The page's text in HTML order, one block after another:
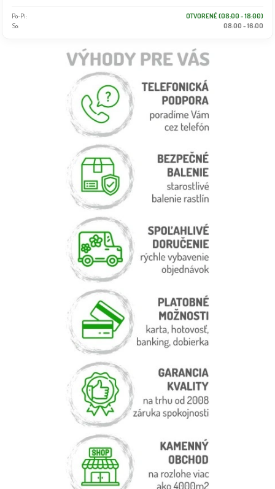
Po-Pi:
OTVORENÉ (08:00 - 18:00)
So:
08:00 - 16:00